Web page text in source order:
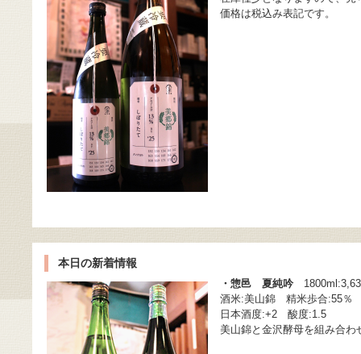
価格は税込み表記です。
本日の新着情報
・惣邑 夏純吟
酒米:美山錦 精米歩合:55％
日本酒度:+2 酸度:1.5
美山錦と金沢酵母を組み合